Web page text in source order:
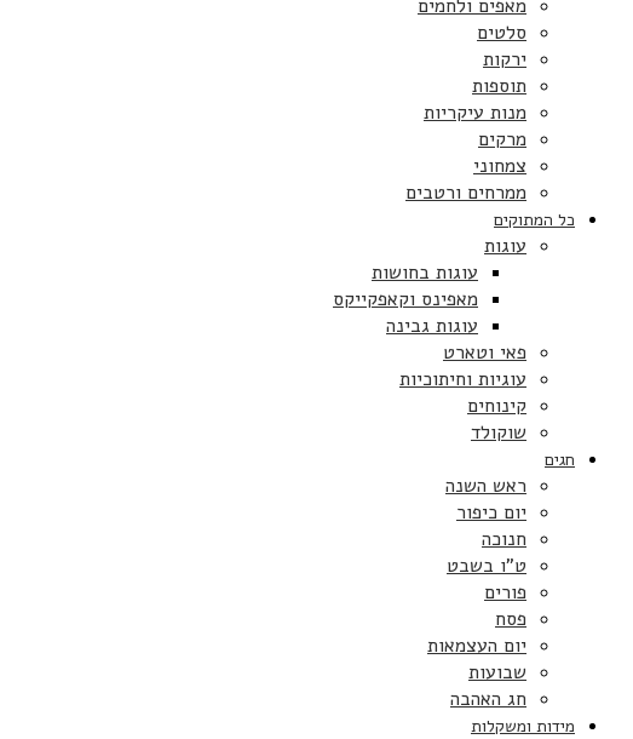
מאפים ולחמים
סלטים
ירקות
תוספות
מנות עיקריות
מרקים
צמחוני
ממרחים ורטבים
כל המתוקים
עוגות
עוגות בחושות
מאפינס וקאפקייקס
עוגות גבינה
פאי וטארט
עוגיות וחיתוכיות
קינוחים
שוקולד
חגים
ראש השנה
יום כיפור
חנוכה
ט”ו בשבט
פורים
פסח
יום העצמאות
שבועות
חג האהבה
מידות ומשקלות